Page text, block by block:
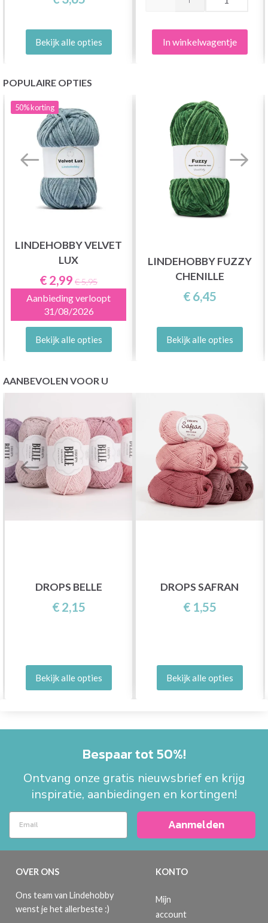
Bekijk alle opties In winkelwagentje
POPULAIRE OPTIES
50%korting
LINDEHOBBY VELVET
LUX
€ 2,99 € 5,95
Aanbieding verloopt
31/08/2026
Bekijk alle opties
LINDEHOBBY FUZZY
CHENILLE
€ 6,45
Bekijk alle opties
AANBEVOLEN VOOR U
DROPS BELLE
€ 2,15
Bekijk alle opties
DROPS SAFRAN
€ 1,55
Bekijk alle opties
Bespaar tot 50%!
Ontvang onze gratis nieuwsbrief en krijg
inspiratie, aanbiedingen en kortingen!
Aanmelden
OVER ONS
Ons team van Lindehobby
wenst je het allerbeste :)
KONTO
Mijn
account